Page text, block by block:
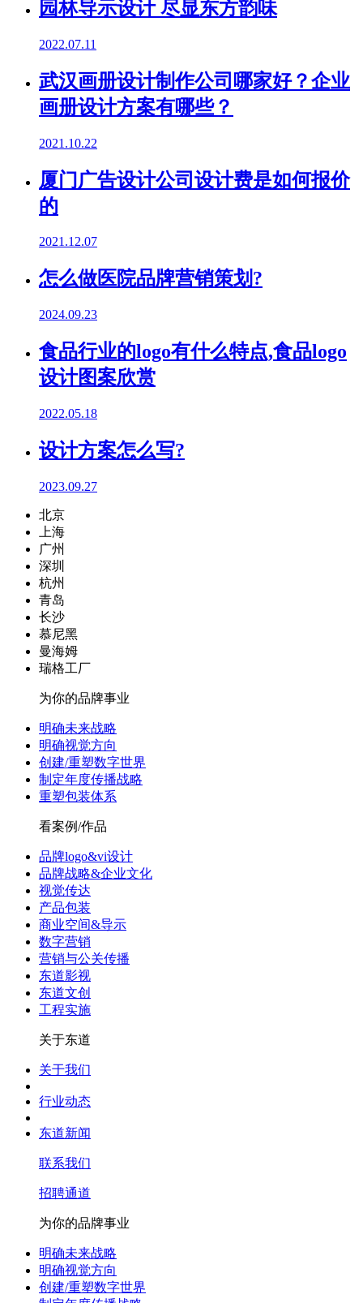
园林导示设计 尽显东方韵味
2022.07.11
武汉画册设计制作公司哪家好？企业
画册设计方案有哪些？
2021.10.22
厦门广告设计公司设计费是如何报价
的
2021.12.07
怎么做医院品牌营销策划?
2024.09.23
食品行业的logo有什么特点,食品logo
设计图案欣赏
2022.05.18
设计方案怎么写?
2023.09.27
北京
上海
广州
深圳
杭州
青岛
长沙
慕尼黑
曼海姆
瑞格工厂
为你的品牌事业
明确未来战略
明确视觉方向
创建/重塑数字世界
制定年度传播战略
重塑包装体系
看案例/作品
品牌logo&vi设计
品牌战略&企业文化
视觉传达
产品包装
商业空间&导示
数字营销
营销与公关传播
东道影视
东道文创
工程实施
关于东道
关于我们
行业动态
东道新闻
联系我们
招聘通道
为你的品牌事业
明确未来战略
明确视觉方向
创建/重塑数字世界